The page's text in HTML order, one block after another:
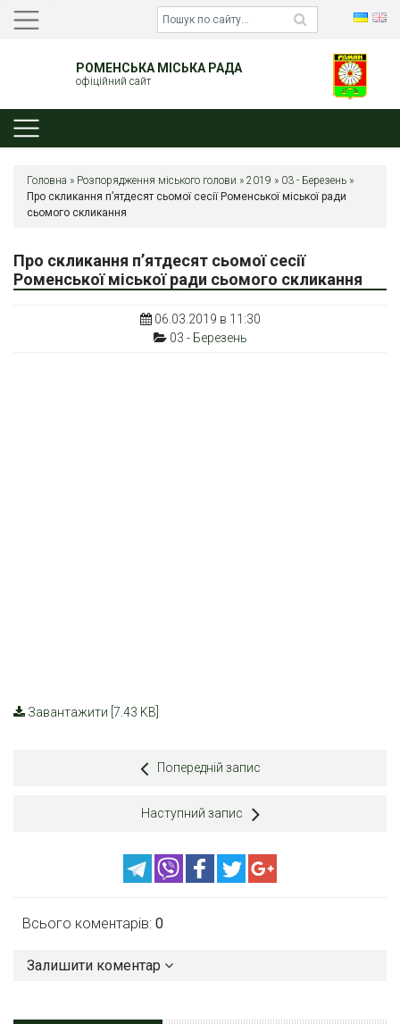
РОМЕНСЬКА МІСЬКА РАДА
офіційний сайт
Головна » Розпорядження міського голови » 2019 » 03 - Березень »
Про скликання п’ятдесят сьомої сесії Роменської міської ради
сьомого скликання
Про скликання п’ятдесят сьомої сесії
Роменської міської ради сьомого скликання
06.03.2019 в 11:30
03 - Березень
Завантажити [7.43 KB]
Попередній запис
Наступний запис
Всього коментарів: 0
Залишити коментар